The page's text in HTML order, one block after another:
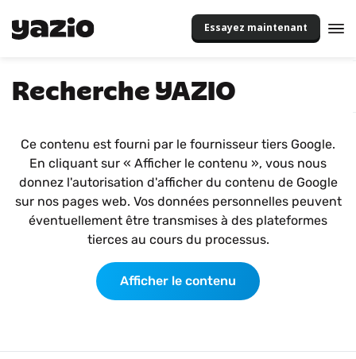
Essayez maintenant
Recherche YAZIO
Ce contenu est fourni par le fournisseur tiers Google.
En cliquant sur « Afficher le contenu », vous nous
donnez l'autorisation d'afficher du contenu de Google
sur nos pages web. Vos données personnelles peuvent
éventuellement être transmises à des plateformes
tierces au cours du processus.
Afficher le contenu